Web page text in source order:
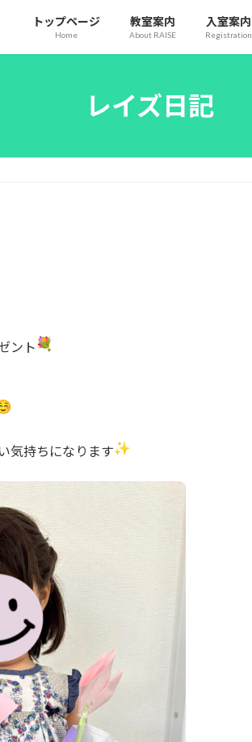
トップページ
Home
教室案内
About RAISE
入室案内
Registration
レイズ日記
ント
気持ちになります